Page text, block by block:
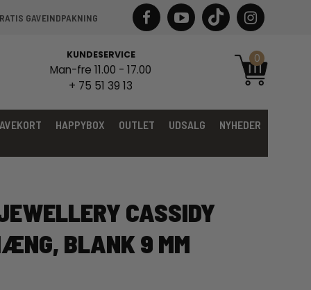
GAVEINDPAKNING
KUNDESERVICE
Man-fre 11.00 - 17.00
+ 75 51 39 13
0
HAPPYBOX OUTLET UDSALG NYHEDER
CASSIDY
BLANK 9 MM